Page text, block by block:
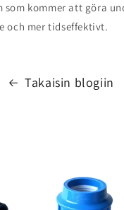
som kommer att göra
och mer tidseffektivt.
Takaisin blogiin